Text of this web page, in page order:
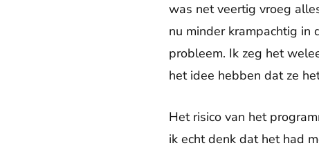
was net veertig vroeg
nu minder krampachtig in
probleem. Ik zeg het
het idee hebben dat ze
Het risico van het
ik echt denk dat het had